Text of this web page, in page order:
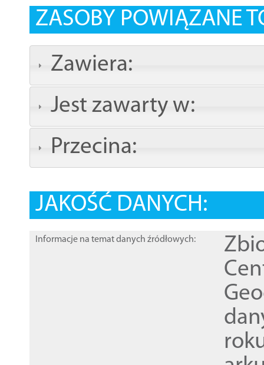
ZASOBY POWIĄZANE
Zawiera:
Jest zawarty w:
Przecina:
JAKOŚĆ DANYCH:
Informacje na temat danych źródłowych: